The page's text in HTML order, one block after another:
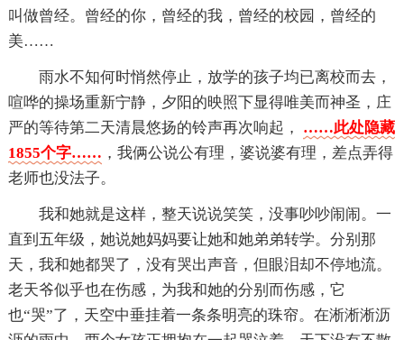
叫做曾经。曾经的你，曾经的我，曾经的校园，曾经的
美……
雨水不知何时悄然停止，放学的孩子均已离校而去，
喧哗的操场重新宁静，夕阳的映照下显得唯美而神圣，庄
严的等待第二天清晨悠扬的铃声再次响起， ……此处隐藏
1855个字…… ，我俩公说公有理，婆说婆有理，差点弄得
老师也没法子。
我和她就是这样，整天说说笑笑，没事吵吵闹闹。一
直到五年级，她说她妈妈要让她和她弟弟转学。分别那
天，我和她都哭了，没有哭出声音，但眼泪却不停地流。
老天爷似乎也在伤感，为我和她的分别而伤感，它
也“哭”了，天空中垂挂着一条条明亮的珠帘。在淅淅淅沥